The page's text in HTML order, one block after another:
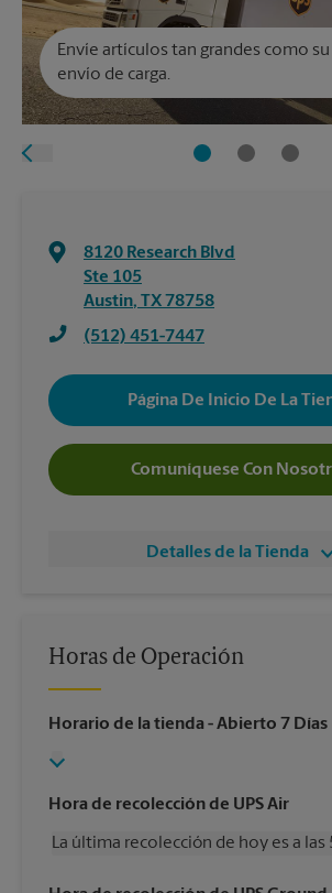
Envíe artículos tan grandes como
envío de carga.
8120 Research Blvd
Ste 105
Austin, TX 78758
(512) 451-7447
Página De Inicio De La
Comuníquese Con
Detalles de la Tienda
Horas de Operación
Horario de la tienda - Abierto 7 Días
Hora de recolección de UPS Air
La última recolección de hoy es a las